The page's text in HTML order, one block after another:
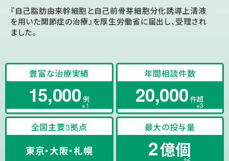
『自己脂肪由来幹細胞と自己前骨芽細胞分化誘導上清液
を用いた関節症の治療』を厚生労働省に届出し、受理され
ました。
豊富な治療実績
15,000 例
年間相談件数
20,000 件超
全国主要3拠点
東京・大阪・札幌
最大の投与量
2億個